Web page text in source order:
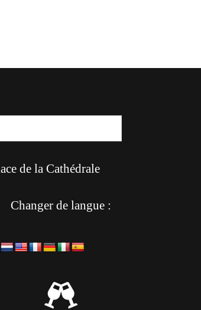
de la Cathédrale
Changer de langue :
